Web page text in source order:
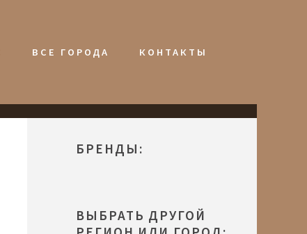
ВСЕ ГОРОДА КОНТАКТЫ
БРЕНДЫ:
ВЫБРАТЬ ДРУГОЙ